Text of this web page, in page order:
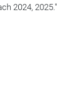
2024, 2025."